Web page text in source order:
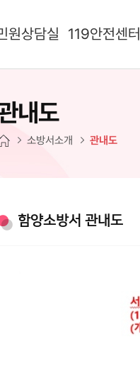
원상담실 119안전센터
소방서소개 관내도
내도
함양소방서 관내도